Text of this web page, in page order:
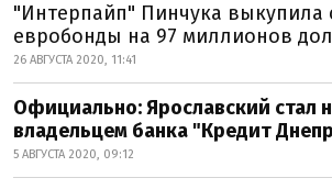
"Интерпайп" Пинчука выкупила
евробонды на 97 миллионов
26 АВГУСТА 2020, 11:41
Официально: Ярославский стал
владельцем банка "Кредит
5 АВГУСТА 2020, 09:12